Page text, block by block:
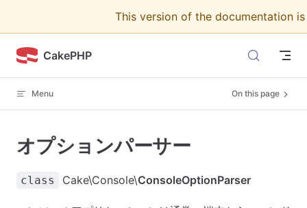
This version of the documentation
CakePHP
Menu On this page
オプションパーサー
class Cake\Console\ConsoleOptionParser